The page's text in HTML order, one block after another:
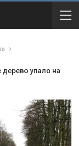
упало на